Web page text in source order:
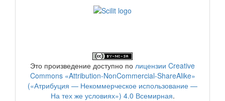
Это произведение доступно по лицензии Creative
Commons «Attribution-NonCommercial-ShareAlike»
(«Атрибуция — Некоммерческое использование —
На тех же условиях») 4.0 Всемирная.